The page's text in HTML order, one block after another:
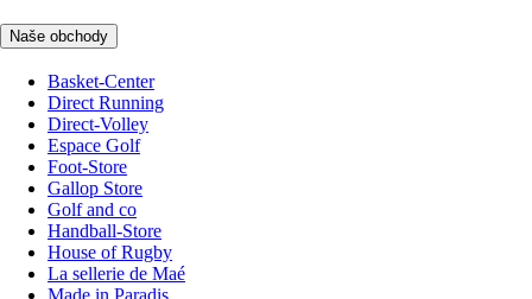
Naše obchody
Basket-Center
Direct Running
Direct-Volley
Espace Golf
Foot-Store
Gallop Store
Golf and co
Handball-Store
House of Rugby
La sellerie de Maé